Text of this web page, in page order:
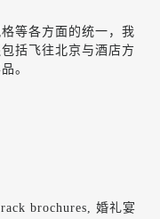
等各方面的统一，我
括飞往北京与酒店方
。
brochures, 婚礼宴